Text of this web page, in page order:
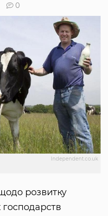
0
Іndependent.co.uk
розвитку